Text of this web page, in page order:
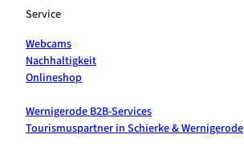
Service
Webcams
Nachhaltigkeit
Onlineshop
Wernigerode B2B-Services
Tourismuspartner in Schierke & Wernigerode